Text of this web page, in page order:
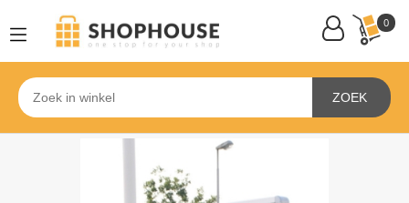
0
ZOEK